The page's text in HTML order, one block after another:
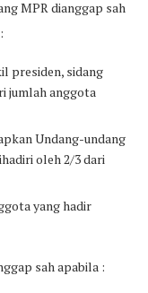
MPR dianggap sah
presiden, sidang
jumlah anggota
Undang-undang
oleh 2/3 dari
yang hadir
sah apabila :